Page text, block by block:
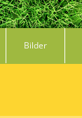
Bilder